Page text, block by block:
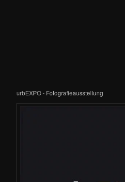
urbEXPO - Fotografieausstellung